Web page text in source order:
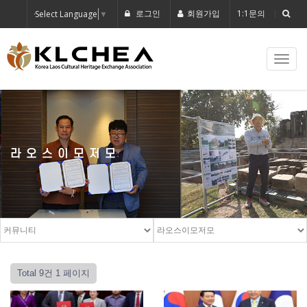
Select Language ▼ 로그인 회원가입 1:1문의
라오스이모저모
Total 9건 1 페이지